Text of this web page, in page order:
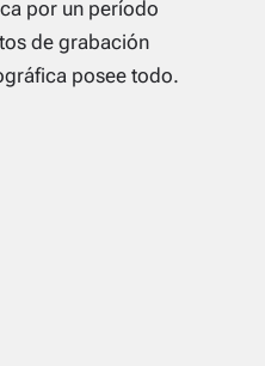
por un período
de grabación
posee todo.